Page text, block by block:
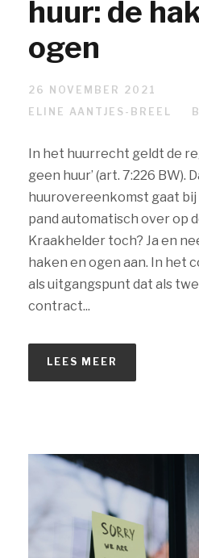
huur: de
ogen
26 NOVEMBER 2021
ELINE AANTJES-BREEL
In het huurrecht geldt de
geen huur’ (art. 7:226 BW).
huurovereenkomst gaat
pand automatisch over op
Kraakhelder toch? Ja en
haken en ogen aan. In
als uitgangspunt dat als
contract...
LEES MEER